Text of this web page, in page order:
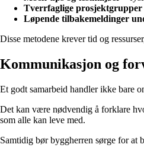
Tverrfaglige prosjektgrupper
Løpende tilbakemeldinger
Disse metodene krever tid og
Kommunikasjon og
Et godt samarbeid handler ikke bare
Det kan være nødvendig å forklare
som alle kan leve med.
Samtidig bør byggherren sørge for at